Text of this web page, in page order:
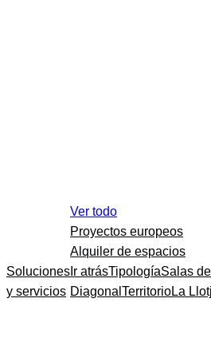
Soluciones
y servicios
Ver todo
Proyectos europeos
Alquiler de espacios
Ir atrásTipologíaSalas
Diagonal TerritorioLa